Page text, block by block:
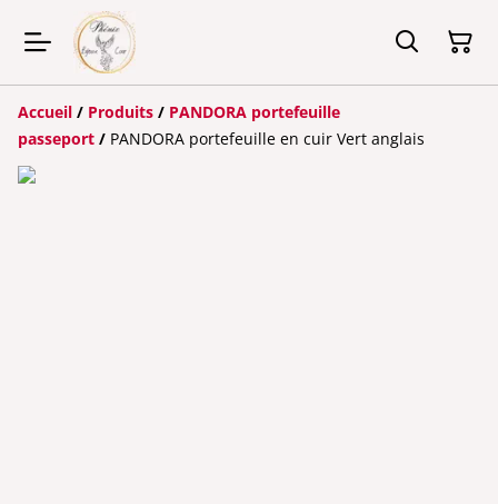
Accueil / Produits / PANDORA portefeuille
passeport / PANDORA portefeuille en cuir Vert anglais